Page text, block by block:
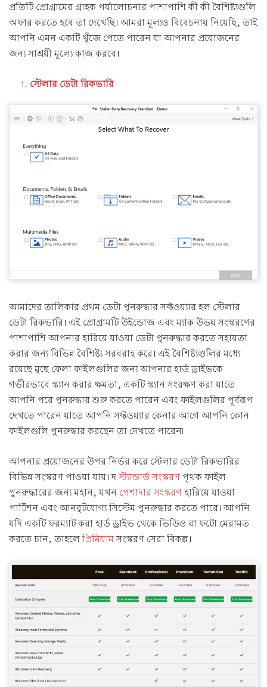
প্রতিটি প্রোগ্রামের গ্রাহক পর্যালোচনার পাশাপাশি কী কী বৈশিষ্ট্যগুলি
অফার করতে হবে তা দেখেছি। আমরা মূল্যও বিবেচনায় নিয়েছি, তাই
আপনি এমন একটি খুঁজে পেতে পারেন যা আপনার প্রয়োজনের
জন্য সাশ্রয়ী মূল্যে কাজ করবে।
স্টেলার ডেটা রিকভারি
আমাদের তালিকার প্রথম ডেটা পুনরুদ্ধার সফ্টওয়্যার হল স্টেলার
ডেটা রিকভারি। এই প্রোগ্রামটি উইন্ডোজ এবং ম্যাক উভয় সংস্করণের
পাশাপাশি আপনার হারিয়ে যাওয়া ডেটা পুনরুদ্ধার করতে সহায়তা
করার জন্য বিভিন্ন বৈশিষ্ট্য সরবরাহ করে। এই বৈশিষ্ট্যগুলির মধ্যে
রয়েছে মুছে ফেলা ফাইলগুলির জন্য আপনার হার্ড ড্রাইভকে
গভীরভাবে স্ক্যান করার ক্ষমতা, একটি স্ক্যান সংরক্ষণ করা যাতে
আপনি পরে পুনরুদ্ধার শুরু করতে পারেন এবং ফাইলগুলির পূর্বরূপ
দেখতে পারেন যাতে আপনি সফ্টওয়্যার কেনার আগে আপনি কোন
ফাইলগুলি পুনরুদ্ধার করছেন তা দেখতে পারেন৷
আপনার প্রয়োজনের উপর নির্ভর করে স্টেলার ডেটা রিকভারির
বিভিন্ন সংস্করণ পাওয়া যায়। দস্ট্যান্ডার্ড সংস্করণ পৃথক ফাইল
পুনরুদ্ধারের জন্য মহান, যখন পেশাদার সংস্করণহারিয়ে যাওয়া
পার্টিশন এবং আনবুটযোগ্য সিস্টেম পুনরুদ্ধার করতে পারে। আপনি
যদি একটি ফরম্যাট করা হার্ড ড্রাইভ থেকে ভিডিও বা ফটো মেরামত
করতে চান, তাহলেপ্রিমিয়ামসংস্করণ সেরা বিকল্প।